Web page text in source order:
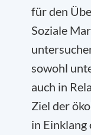
für den
Soziale
sowohl
auch in
Ziel der
in